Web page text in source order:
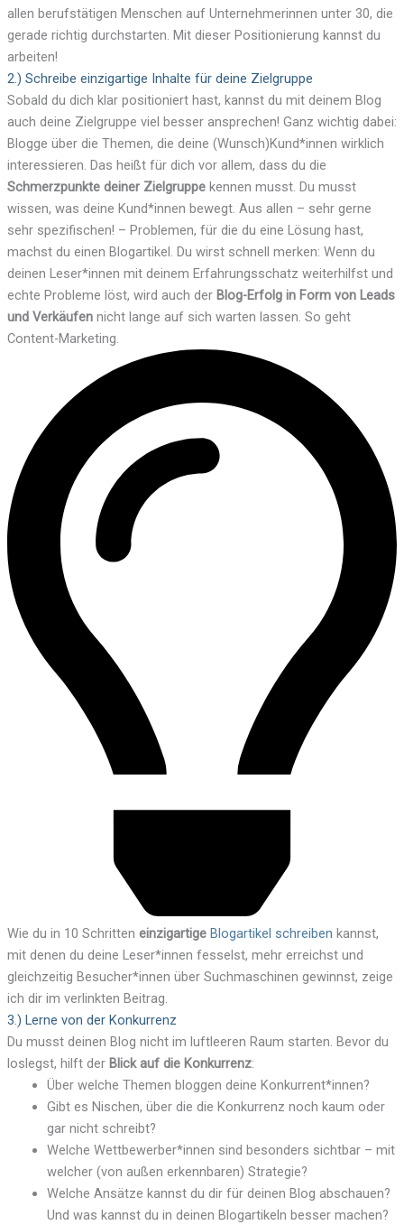
allen berufstätigen Menschen auf Unternehmerinnen unter 30, die
gerade richtig durchstarten. Mit dieser Positionierung kannst du
arbeiten!
2.) Schreibe einzigartige Inhalte für deine Zielgruppe
Sobald du dich klar positioniert hast, kannst du mit deinem Blog
auch deine Zielgruppe viel besser ansprechen! Ganz wichtig dabei:
Blogge über die Themen, die deine (Wunsch)Kund*innen wirklich
interessieren. Das heißt für dich vor allem, dass du die
Schmerzpunkte deiner Zielgruppekennen musst. Du musst
wissen, was deine Kund*innen bewegt. Aus allen – sehr gerne
sehr spezifischen! – Problemen, für die du eine Lösung hast,
machst du einen Blogartikel. Du wirst schnell merken: Wenn du
deinen Leser*innen mit deinem Erfahrungsschatz weiterhilfst und
echte Probleme löst, wird auch der Blog-Erfolg in Form von Leads
und Verkäufennicht lange auf sich warten lassen. So geht
Content-Marketing.
Wie du in 10 Schritten einzigartige Blogartikel schreiben kannst,
mit denen du deine Leser*innen fesselst, mehr erreichst und
gleichzeitig Besucher*innen über Suchmaschinen gewinnst, zeige
ich dir im verlinkten Beitrag.
3.) Lerne von der Konkurrenz
Du musst deinen Blog nicht im luftleeren Raum starten. Bevor du
loslegst, hilft der Blick auf die Konkurrenz:
Über welche Themen bloggen deine Konkurrent*innen?
Gibt es Nischen, über die die Konkurrenz noch kaum oder
gar nicht schreibt?
Welche Wettbewerber*innen sind besonders sichtbar – mit
welcher (von außen erkennbaren) Strategie?
Welche Ansätze kannst du dir für deinen Blog abschauen?
Und was kannst du in deinen Blogartikeln besser machen?